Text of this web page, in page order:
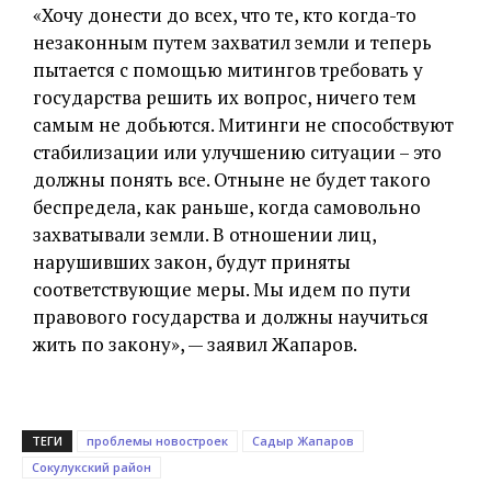
«Хочу донести до всех, что те, кто когда-то
незаконным путем захватил земли и теперь
пытается с помощью митингов требовать у
государства решить их вопрос, ничего тем
самым не добьются. Митинги не способствуют
стабилизации или улучшению ситуации – это
должны понять все. Отныне не будет такого
беспредела, как раньше, когда самовольно
захватывали земли. В отношении лиц,
нарушивших закон, будут приняты
соответствующие меры. Мы идем по пути
правового государства и должны научиться
жить по закону», — заявил Жапаров.
ТЕГИ проблемы новостроек
Садыр Жапаров
Сокулукский район